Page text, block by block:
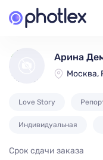
Арина
Москва,
Love Story
Индивидуальная
Срок сдачи заказа